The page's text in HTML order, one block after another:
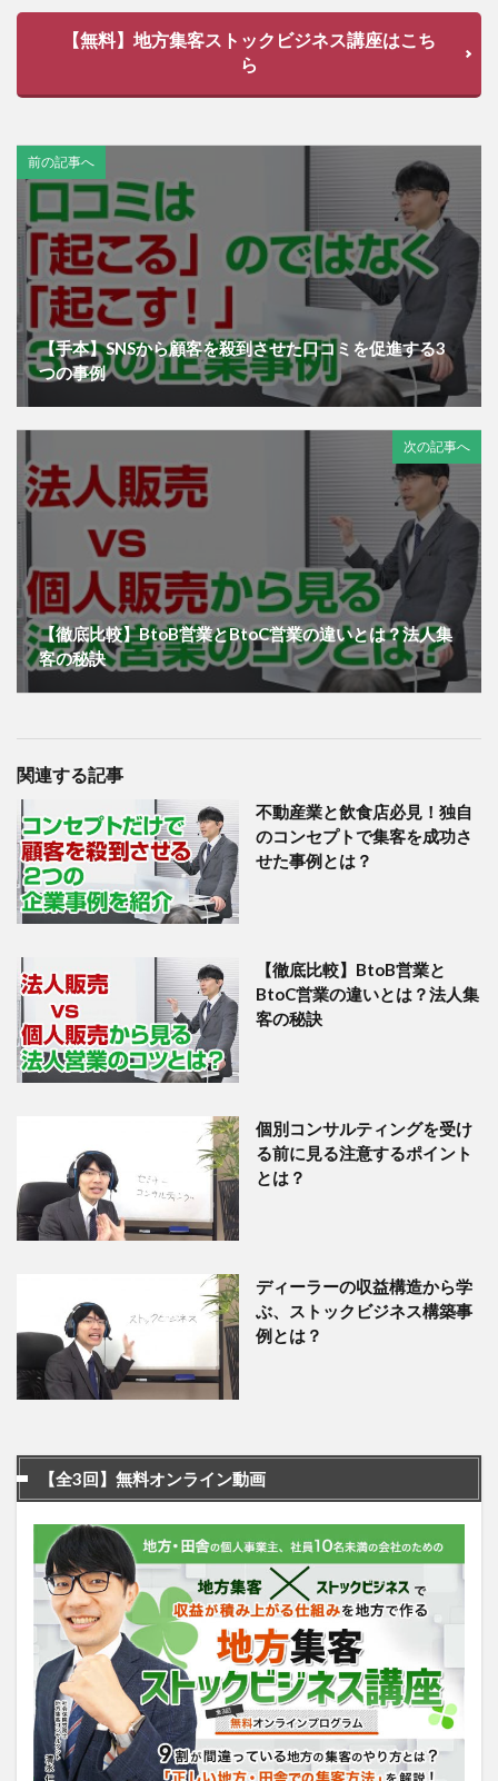
【無料】地方集客ストックビジネス講座はこち
ら
前の記事へ
【手本】SNSから顧客を殺到させた口コミを促進する3
つの事例
次の記事へ
【徹底比較】BtoB営業とBtoC営業の違いとは？法人集
客の秘訣
関連する記事
不動産業と飲食店必見！独自
のコンセプトで集客を成功さ
せた事例とは？
【徹底比較】BtoB営業と
BtoC営業の違いとは？法人集
客の秘訣
個別コンサルティングを受け
る前に見る注意するポイント
とは？
ディーラーの収益構造から学
ぶ、ストックビジネス構築事
例とは？
【全3回】無料オンライン動画